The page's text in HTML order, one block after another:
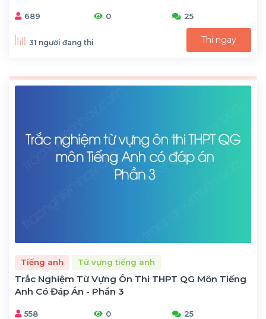
689 0 25
31 người đang thi Thi ngay
Tiếng anh Từ vựng tiếng anh
Trắc Nghiệm Từ Vựng Ôn Thi THPT QG Môn Tiếng
Anh Có Đáp Án - Phần 3
558 0 25